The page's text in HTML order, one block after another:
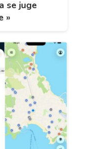
se juge
»